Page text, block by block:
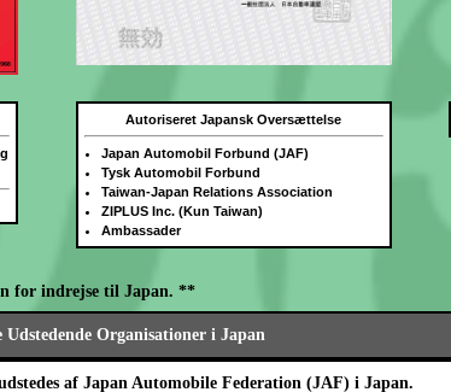
Autoriseret Japansk Oversættelse
Japan Automobil Forbund (JAF)
Tysk Automobil Forbund
Taiwan-Japan Relations Association
ZIPLUS Inc. (Kun Taiwan)
Ambassader
for indrejse til Japan. **
Organisationer i Japan
af Japan Automobile Federation (JAF) i Japan.